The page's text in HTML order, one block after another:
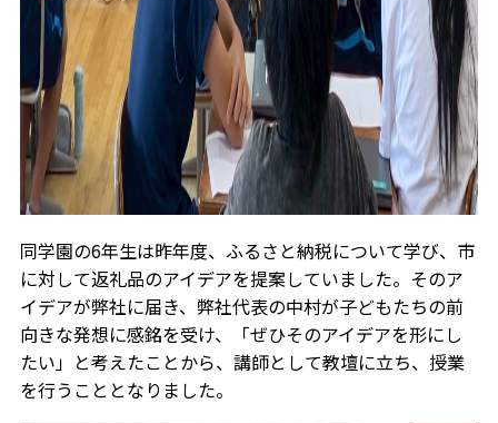
同学園の6年生は昨年度、ふるさと納税について学び、市
に対して返礼品のアイデアを提案していました。そのア
イデアが弊社に届き、弊社代表の中村が子どもたちの前
向きな発想に感銘を受け、「ぜひそのアイデアを形にし
たい」と考えたことから、講師として教壇に立ち、授業
を行うこととなりました。